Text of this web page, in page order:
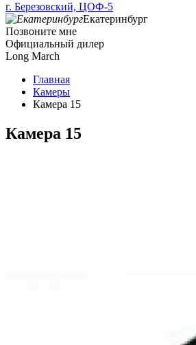
г. Березовский, ЦОФ-5
Екатеринбург
Позвоните мне
Официальный дилер
Long March
Главная
Камеры
Камера 15
Камера 15